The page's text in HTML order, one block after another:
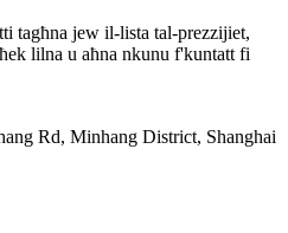
tagħna jew il-lista tal-prezzijiet,
lilna u aħna nkunu f'kuntatt fi
Rd, Minhang District, Shanghai